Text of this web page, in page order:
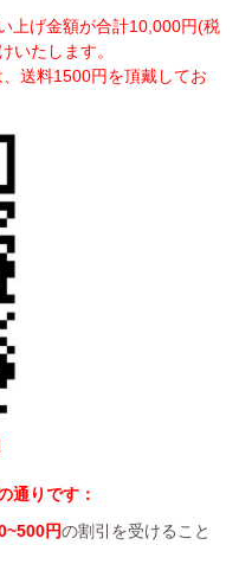
上げ金額が合計10,000円(税
いたします。
送料1500円を頂戴してお
通りです：
円の割引を受けること